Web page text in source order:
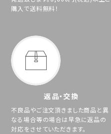
購入で送料無料！
返品・交換
不良品やご注文頂きました商品と異
なる場合等の場合は早急に返品の
対応をさせていただきます。